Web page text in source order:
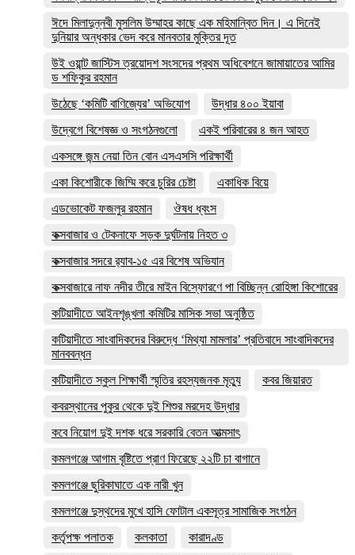
ঈদে মিলাদুন্নবী মুসলিম উম্মাহর কাছে এক মহিমান্বিত দিন। এ দিনেই
দুনিয়ার অন্ধকার ভেদ করে মানবতার মুক্তির দূত
উই ওয়ান্ট জাস্টিস ত্রয়োদশ সংসদের প্রথম অধিবেশনে জামায়াতের আমির
ড শফিকুর রহমান
উঠেছে ‘কমিটি বাণিজ্যের’ অভিযোগ
উদ্ধার ৪০০ ইয়াবা
উদ্বেগে বিশেষজ্ঞ ও সংগঠনগুলো
একই পরিবারের ৪ জন আহত
একসঙ্গে জন্ম নেয়া তিন বোন এসএসসি পরিক্ষার্থী
একা কিশোরীকে জিম্মি করে চুরির চেষ্টা
একাধিক বিয়ে
এডভোকেট ফজলুর রহমান
ঔষধ ধ্বংস
কক্সবাজার ও টেকনাফে সড়ক দুর্ঘটনায় নিহত ৩
কক্সবাজার সদরে র‍্যাব-১৫ এর বিশেষ অভিযান
কক্সবাজারে নাফ নদীর তীরে মাইন বিস্ফোরণে পা বিচ্ছিন্ন রোহিঙ্গা কিশোরের
কটিয়াদীতে আইনশৃঙ্খলা কমিটির মাসিক সভা অনুষ্ঠিত
কটিয়াদীতে সাংবাদিকদের বিরুদ্ধে ‘মিথ্যা মামলার’ প্রতিবাদে সাংবাদিকদের
মানববন্ধন
কটিয়াদীতে স্কুল শিক্ষার্থী স্মৃতির রহস্যজনক মৃত্যু
কবর জিয়ারত
কবরস্থানের পুকুর থেকে দুই শিশুর মরদেহ উদ্ধার
কবে নিয়োগ দুই দশক ধরে সরকারি বেতন আত্মসাৎ
কমলগঞ্জে আগাম বৃষ্টিতে প্রাণ ফিরেছে ২২টি চা বাগানে
কমলগঞ্জে ছুরিকাঘাতে এক নারী খুন
কমলগঞ্জে দুস্থদের মুখে হাসি ফোটাল একসূত্র সামাজিক সংগঠন
কর্তৃপক্ষ পলাতক
কলকাতা
কারাদণ্ড